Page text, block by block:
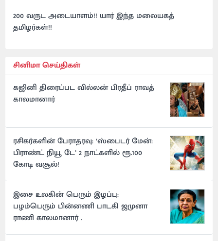
200 வருட அடையாளம்!! யார் இந்த மலையகத்
தமிழர்கள்!!
சினிமா செய்திகள்
கஜினி திரைப்பட வில்லன் பிரதீப் ராவத்
காலமானார்
ரசிகர்களின் பேராதரவு: ‘ஸ்பைடர் மேன்:
பிராண்ட் நியூ டே’ 2 நாட்களில் ரூ.100
கோடி வசூல்!
இசை உலகின் பெரும் இழப்பு:
பழம்பெரும் பின்னணி பாடகி ஜமுனா
ராணி காலமானார் .